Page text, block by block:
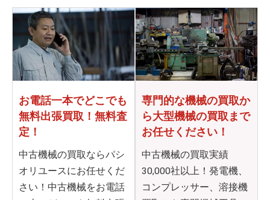
お電話一本でどこでも
無料出張買取！無料査
定！
中古機械の買取ならパシ
オリユースにお任せくだ
さい！中古機械をお電話
専門的な機械の買取か
ら大型機械の買取まで
お任せください！
中古機械の買取実績
30,000社以上！発電機、
コンプレッサー、溶接機